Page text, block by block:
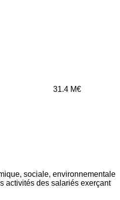
31.4 M€
sociale, environnementale
activités des salariés exerçant